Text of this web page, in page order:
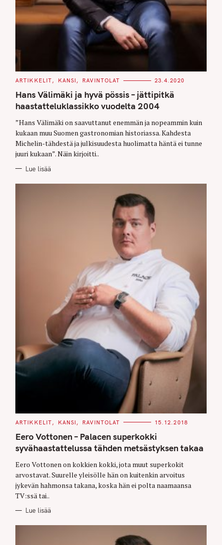
C
T
E
G
O
I
S
ARTIKKELIT KANSI RAVINTOLAT 23.4.2020
Hans Välimäki ja hyvä pössis – jättipitkä
haastatteluklassikko vuodelta 2004
”Hans Välimäki on saavuttanut enemmän ja nopeammin kuin
kukaan muu Suomen gastronomian historiassa. Kahdesta
Michelin-tähdestä ja julkisuudesta huolimatta häntä ei tunne
juuri kukaan”. Näin kirjoitti..
Lue lisää
C
T
E
G
O
I
E
S
ARTIKKELIT KANSI RAVINTOLAT 15.12.2018
Eero Vottonen – Palacen superkokki
syvähaastattelussa tähden metsästyksen takaa
Eero Vottonen on kokkien kokki, jota muut superkokit
arvostavat. Suurelle yleisölle hän on kuitenkin arvoitus
jykevän hahmonsa takana, koska hän ei polta naamaansa
TV:ssä tai..
Lue lisää